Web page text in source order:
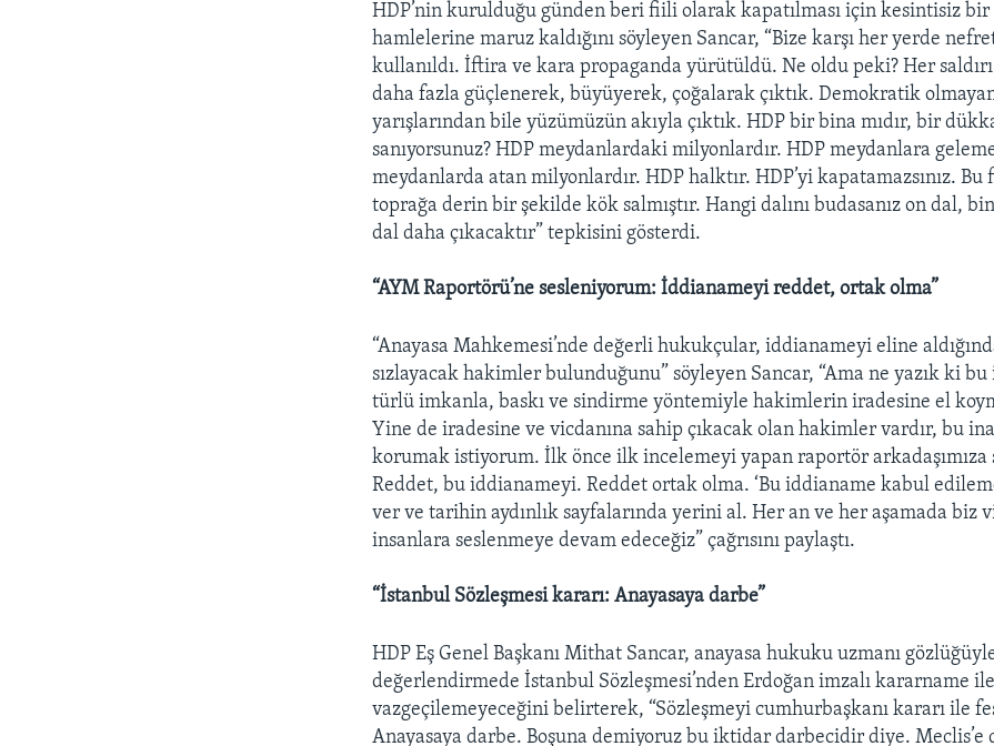
HDP’nin kurulduğu günden beri fiili olarak kapatılması için kesintisiz bir
hamlelerine maruz kaldığını söyleyen Sancar, “Bize karşı her yerde
kullanıldı. İftira ve kara propaganda yürütüldü. Ne oldu peki? Her saldırı
daha fazla güçlenerek, büyüyerek, çoğalarak çıktık. Demokratik
yarışlarından bile yüzümüzün akıyla çıktık. HDP bir bina mıdır, bir
sanıyorsunuz? HDP meydanlardaki milyonlardır. HDP meydanlara
meydanlarda atan milyonlardır. HDP halktır. HDP’yi kapatamazsınız.
toprağa derin bir şekilde kök salmıştır. Hangi dalını budasanız on dal,
dal daha çıkacaktır” tepkisini gösterdi.
“AYM Raportörü’ne sesleniyorum: İddianameyi reddet, ortak olma”
“Anayasa Mahkemesi’nde değerli hukukçular, iddianameyi eline
sızlayacak hakimler bulunduğunu” söyleyen Sancar, “Ama ne yazık ki
türlü imkanla, baskı ve sindirme yöntemiyle hakimlerin iradesine el
Yine de iradesine ve vicdanına sahip çıkacak olan hakimler vardır, bu
korumak istiyorum. İlk önce ilk incelemeyi yapan raportör arkadaşımıza
Reddet, bu iddianameyi. Reddet ortak olma. ‘Bu iddianame kabul
ver ve tarihin aydınlık sayfalarında yerini al. Her an ve her aşamada biz
insanlara seslenmeye devam edeceğiz” çağrısını paylaştı.
“İstanbul Sözleşmesi kararı: Anayasaya darbe”
HDP Eş Genel Başkanı Mithat Sancar, anayasa hukuku uzmanı
değerlendirmede İstanbul Sözleşmesi’nden Erdoğan imzalı kararname ile
vazgeçilemeyeceğini belirterek, “Sözleşmeyi cumhurbaşkanı kararı ile
Anayasaya darbe. Boşuna demiyoruz bu iktidar darbecidir diye. Meclis’e